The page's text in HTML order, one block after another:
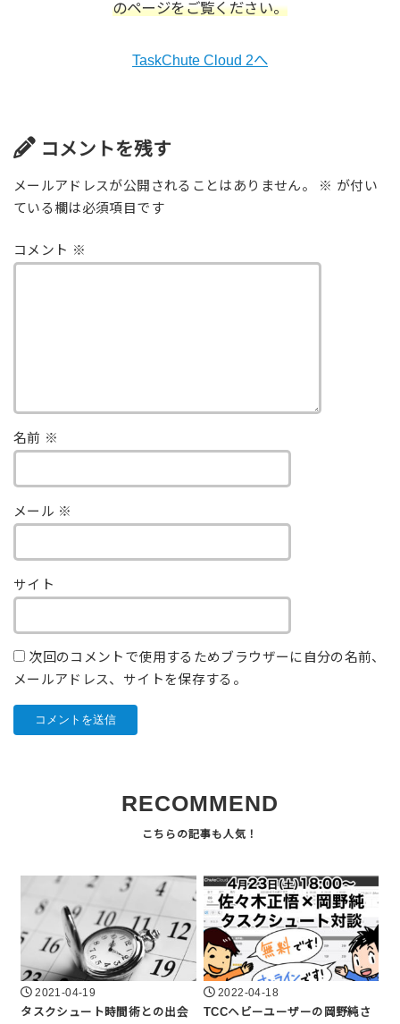
のページをご覧ください。
TaskChute Cloud 2へ
コメントを残す
メールアドレスが公開されることはありません。 ※ が付い
ている欄は必須項目です
コメント ※
名前 ※
メール ※
サイト
次回のコメントで使用するためブラウザーに自分の名前、
メールアドレス、サイトを保存する。
RECOMMEND
2021-04-19
タスクシュート時間術との出会
2022-04-18
TCCヘビーユーザーの岡野純さ